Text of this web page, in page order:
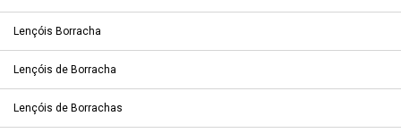
Lençóis Borracha
Lençóis de Borracha
Lençóis de Borrachas